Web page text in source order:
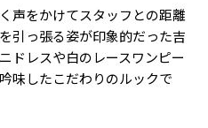
声をかけてスタッフとの距離
引っ張る姿が印象的だった吉
ドレスや白のレースワンピー
味したこだわりのルックで